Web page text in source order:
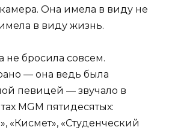
камера. Она имела в виду не
в виду жизнь.
не бросила совсем.
— она ведь была
певицей — звучало в
MGM пятидесятых:
«Кисмет», «Студенческий